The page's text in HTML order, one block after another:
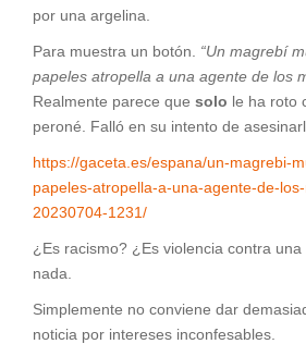
por una argelina.
Para muestra un botón. “Un magrebí
papeles atropella a una agente de los
Realmente parece que solo le ha roto
peroné. Falló en su intento de
https://gaceta.es/espana/un-magrebi-
papeles-atropella-a-una-agente-de-
20230704-1231/
¿Es racismo? ¿Es violencia contra
nada.
Simplemente no conviene dar
noticia por intereses inconfesables.